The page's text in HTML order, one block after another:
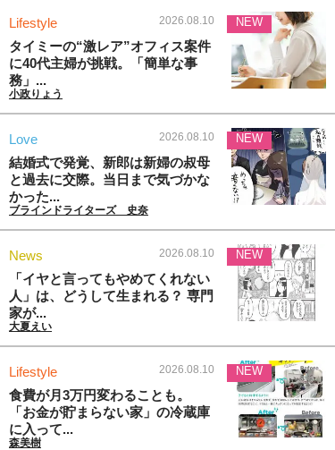
Lifestyle 2026.08.10
タイミーの“激レア”オフィス案件
に40代主婦が挑戦。「簡単な事
務」...
小政りょう
NEW
Love 2026.08.10
結婚式で発覚、新郎は新婦の叔母
と過去に交際。当日まで気づかな
かった...
ブラインドライターズ 史奈
NEW
News 2026.08.10
「イヤと言ってもやめてくれない
人」は、どうして生まれる？ 専門
家が...
大夏えい
NEW
Lifestyle 2026.08.10
食費が月3万円変わることも。
「お金が貯まらない家」の冷蔵庫
に入って...
森美樹
NEW